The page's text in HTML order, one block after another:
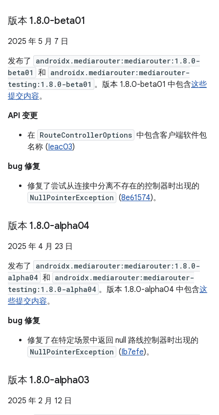
版本 1.8.0-beta01
2025 年 5 月 7 日
发布了
androidx.mediarouter:mediarouter:1.8.0-
beta01
和 androidx.mediarouter:mediarouter-
testing:1.8.0-beta01 。版本 1.8.0-beta01 中包含这些
提交内容。
API 变更
在 RouteControllerOptions 中包含客户端软件包
名称 (Ieac03)
bug 修复
修复了尝试从连接中分离不存在的控制器时出现的
NullPointerException (8e61574)。
版本 1.8.0-alpha04
2025 年 4 月 23 日
发布了
androidx.mediarouter:mediarouter:1.8.0-
alpha04 和 androidx.mediarouter:mediarouter-
testing:1.8.0-alpha04 。版本 1.8.0-alpha04 中包含这
些提交内容。
bug 修复
修复了在特定场景中返回 null 路线控制器时出现的
NullPointerException (Ib7efe)。
版本 1.8.0-alpha03
2025 年 2 月 12 日